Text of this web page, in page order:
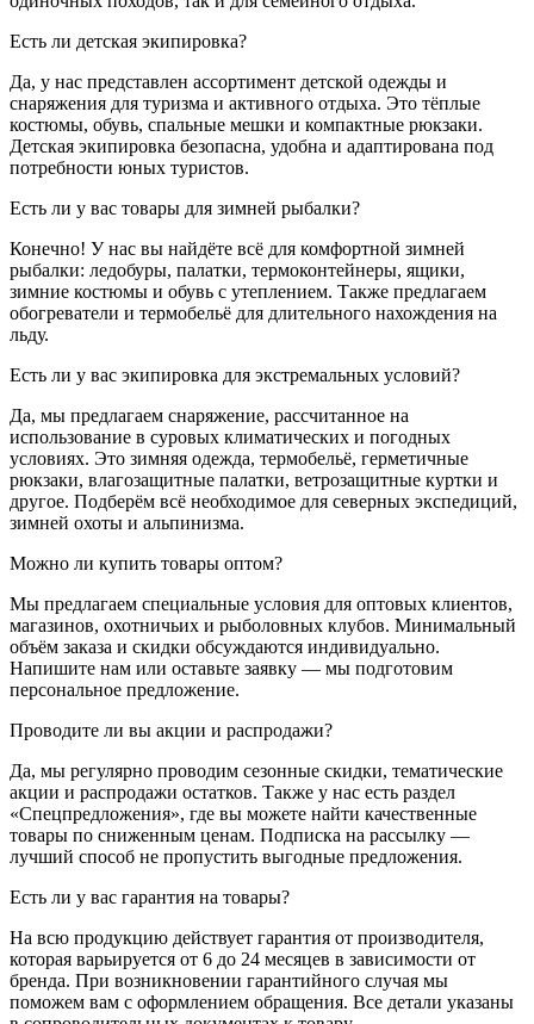
Есть ли детская экипировка?
Да, у нас представлен ассортимент детской одежды и
снаряжения для туризма и активного отдыха. Это тёплые
костюмы, обувь, спальные мешки и компактные рюкзаки.
Детская экипировка безопасна, удобна и адаптирована под
потребности юных туристов.
Есть ли у вас товары для зимней рыбалки?
Конечно! У нас вы найдёте всё для комфортной зимней
рыбалки: ледобуры, палатки, термоконтейнеры, ящики,
зимние костюмы и обувь с утеплением. Также предлагаем
обогреватели и термобельё для длительного нахождения на
льду.
Есть ли у вас экипировка для экстремальных условий?
Да, мы предлагаем снаряжение, рассчитанное на
использование в суровых климатических и погодных
условиях. Это зимняя одежда, термобельё, герметичные
рюкзаки, влагозащитные палатки, ветрозащитные куртки и
другое. Подберём всё необходимое для северных экспедиций,
зимней охоты и альпинизма.
Можно ли купить товары оптом?
Мы предлагаем специальные условия для оптовых клиентов,
магазинов, охотничьих и рыболовных клубов. Минимальный
объём заказа и скидки обсуждаются индивидуально.
Напишите нам или оставьте заявку — мы подготовим
персональное предложение.
Проводите ли вы акции и распродажи?
Да, мы регулярно проводим сезонные скидки, тематические
акции и распродажи остатков. Также у нас есть раздел
«Спецпредложения», где вы можете найти качественные
товары по сниженным ценам. Подписка на рассылку —
лучший способ не пропустить выгодные предложения.
Есть ли у вас гарантия на товары?
На всю продукцию действует гарантия от производителя,
которая варьируется от 6 до 24 месяцев в зависимости от
бренда. При возникновении гарантийного случая мы
поможем вам с оформлением обращения. Все детали указаны